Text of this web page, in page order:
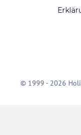
© 1999 - 2026